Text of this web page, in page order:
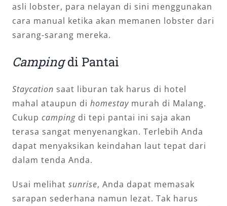
asli lobster, para nelayan di sini menggunakan
cara manual ketika akan memanen lobster dari
sarang-sarang mereka.
Campingdi Pantai
Staycation saat liburan tak harus di hotel
mahal ataupun di homestaymurah di Malang.
Cukup campingdi tepi pantai ini saja akan
terasa sangat menyenangkan. Terlebih Anda
dapat menyaksikan keindahan laut tepat dari
dalam tenda Anda.
Usai melihat sunrise, Anda dapat memasak
sarapan sederhana namun lezat. Tak harus